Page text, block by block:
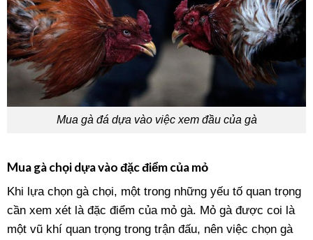
Mua gà đá dựa vào việc xem đầu của gà
Mua gà chọi dựa vào đặc điểm của mỏ
Khi lựa chọn gà chọi, một trong những yếu tố quan trọng
cần xem xét là đặc điểm của mỏ gà. Mỏ gà được coi là
một vũ khí quan trọng trong trận đấu, nên việc chọn gà